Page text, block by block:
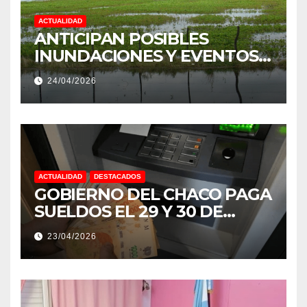
ACTUALIDAD
ANTICIPAN POSIBLES
INUNDACIONES Y EVENTOS
EXTREMOS: “PODRÍA SER UN
NIÑO MUY IMPORTANTE”
24/04/2026
ACTUALIDAD DESTACADOS
GOBIERNO DEL CHACO PAGA
SUELDOS EL 29 Y 30 DE
ABRIL, CON EL 2% DE
AUMENTO
23/04/2026